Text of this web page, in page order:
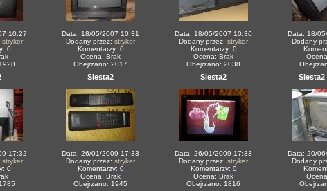
10:27
stryker
0
Data: 18/05/2007 10:31
Dodany przez: stryker
Komentarzy: 0
Ocena: Brak
Obejrzano: 2017
Data: 18/05/2007 10:36
Dodany przez: stryker
Komentarzy: 0
Ocena: Brak
Obejrzano: 2038
Data: 18/
Dodany
17:32
stryker
0
Siesta2
Data: 26/01/2009 17:33
Dodany przez: stryker
Komentarzy: 0
Ocena: Brak
Obejrzano: 1945
Siesta2
Data: 26/01/2009 17:33
Dodany przez: stryker
Komentarzy: 0
Ocena: Brak
Obejrzano: 1816
Siesta2
Data: 20/
Dodany